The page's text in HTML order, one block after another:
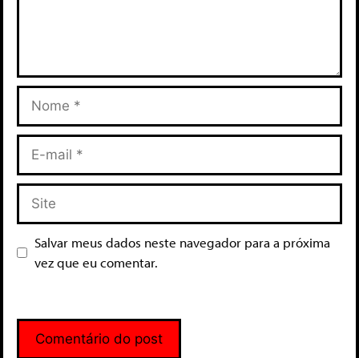
Salvar meus dados neste navegador para a próxima
vez que eu comentar.